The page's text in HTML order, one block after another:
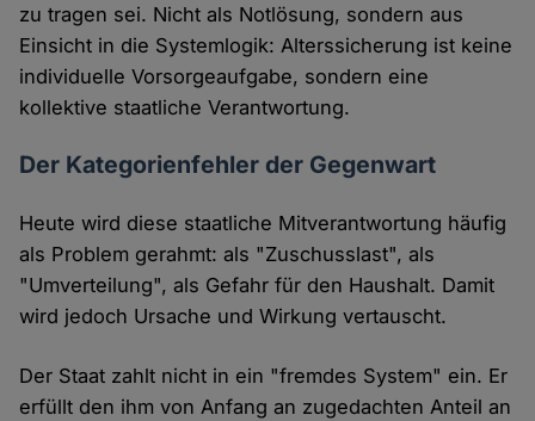
zu tragen sei. Nicht als Notlösung, sondern aus
Einsicht in die Systemlogik: Alterssicherung ist keine
individuelle Vorsorgeaufgabe, sondern eine
kollektive staatliche Verantwortung.
Der Kategorienfehler der Gegenwart
Heute wird diese staatliche Mitverantwortung häufig
als Problem gerahmt: als "Zuschusslast", als
"Umverteilung", als Gefahr für den Haushalt. Damit
wird jedoch Ursache und Wirkung vertauscht.
Der Staat zahlt nicht in ein "fremdes System" ein. Er
erfüllt den ihm von Anfang an zugedachten Anteil an